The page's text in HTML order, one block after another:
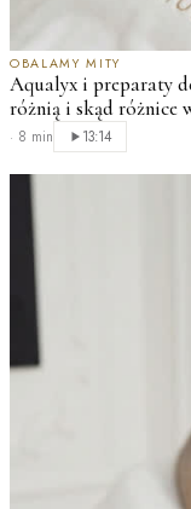
OBALAMY MITY
Aqualyx i preparaty
różnią i skąd różnice
· 8 min 13:14